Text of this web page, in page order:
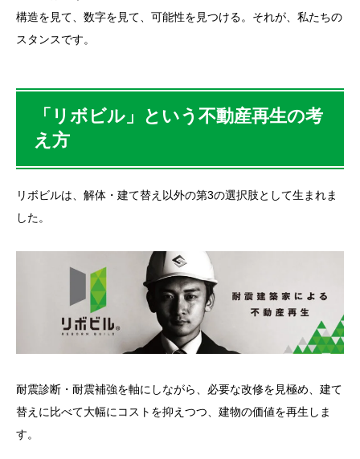
構造を見て、数字を見て、可能性を見つける。それが、私たちの
スタンスです。
「リボビル」という不動産再生の考
え方
リボビルは、解体・建て替え以外の第3の選択肢として生まれま
した。
耐震診断・耐震補強を軸にしながら、必要な改修を見極め、建て
替えに比べて大幅にコストを抑えつつ、建物の価値を再生しま
す。